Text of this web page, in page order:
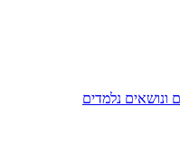
ונושאים נלמדים